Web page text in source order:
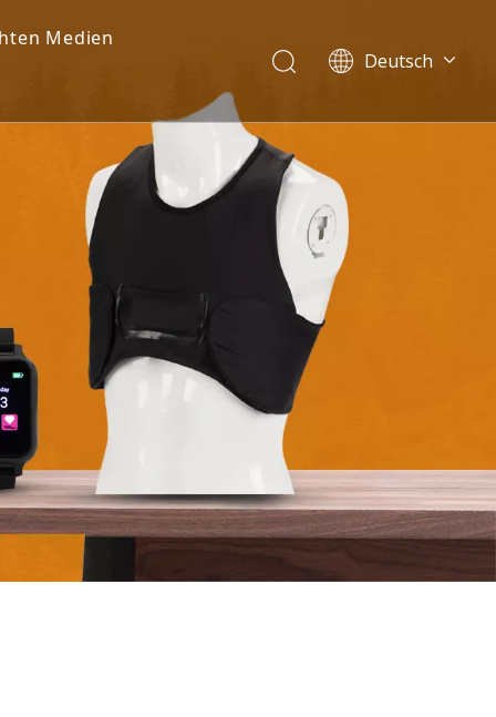
Medien
Deutsch
norsk språk